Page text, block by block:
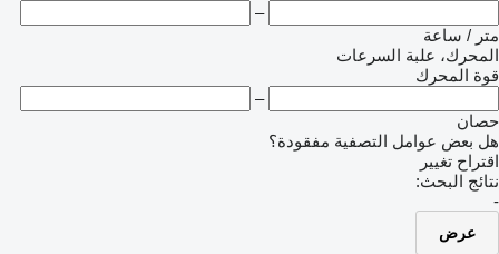
–
متر / ساعة
المحرك، علبة السرعات
قوة المحرك
–
حصان
هل بعض عوامل التصفية مفقودة؟
اقتراح تغيير
نتائج البحث:
-
عرض